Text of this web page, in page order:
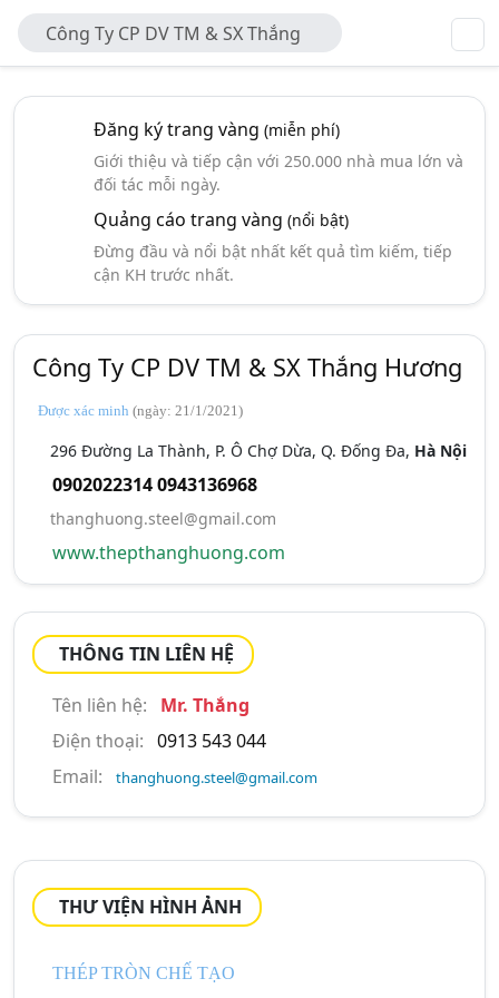
Công Ty CP DV TM & SX Thắng
Hương
Đăng ký trang vàng (miễn phí)
Giới thiệu và tiếp cận với 250.000 nhà mua lớn và
đối tác mỗi ngày.
Quảng cáo trang vàng (nổi bật)
Đừng đầu và nổi bật nhất kết quả tìm kiếm, tiếp
cận KH trước nhất.
Công Ty CP DV TM & SX Thắng Hương
Được xác minh (ngày: 21/1/2021)
296 Đường La Thành, P. Ô Chợ Dừa, Q. Đống Đa, Hà Nội
09020223140943136968
thanghuong.steel@gmail.com
www.thepthanghuong.com
THÔNG TIN LIÊN HỆ
Tên liên hệ:
Mr. Thắng
Điện thoại: 0913 543 044
Email:
thanghuong.steel@gmail.com
THƯ VIỆN HÌNH ẢNH
THÉP TRÒN CHẾ TẠO
Gọi ngay